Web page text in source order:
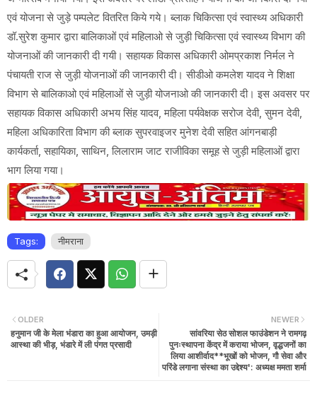
एवं योजना से जुड़े पम्पलेट वितरित किये गये। ब्लाक चिकित्सा एवं स्वास्थ्य अधिकारी
डॉ.सुरेश कुमार द्वारा बालिकाओं एवं महिलाओ से जुड़ी चिकित्सा एवं स्वास्थ्य विभाग की
योजनाओं की जानकारी दी गयी। सहायक विकास अधिकारी ओमप्रकाश निर्मल ने
पंचायती राज से जुड़ी योजनाओं की जानकारी दी। सीडीओ कमलेश यादव ने शिक्षा
विभाग से बालिकाओ एवं महिलाओं से जुड़ी योजनाओ की जानकारी दी। इस अवसर पर
सहायक विकास अधिकारी अभय सिंह यादव, महिला पर्यवेक्षक सरोज देवी, सुमन देवी,
महिला अधिकारिता विभाग की ब्लाक सुपरवाइजर मुनेश देवी सहित आंगनबाड़ी
कार्यकर्ता, सहायिका, साथिन, लिलाराम जाट राजीविका समूह से जुड़ी महिलाओं द्वारा
भाग लिया गया।
Tags: नीमराना
NEWER
सांवरिया सेठ सोशल फाउंडेशन ने रामगढ़
पुनःस्थापना केंद्र में कराया भोजन, वृद्धजनों का
लिया आशीर्वाद**भूखों को भोजन, गौ सेवा और
परिंडे लगाना संस्था का उद्देश्य': अध्यक्ष ममता शर्मा
OLDER
हनुमान जी के मेला भंडारा का हुआ आयोजन, उमड़ी
आस्था की भीड़, भंडारे में ली पंगत प्रसादी